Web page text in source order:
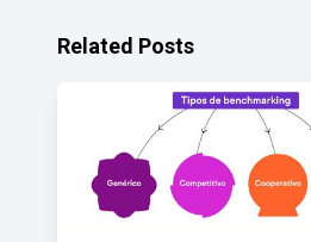
Related Posts